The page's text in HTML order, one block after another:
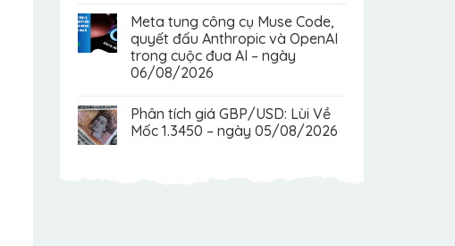
Meta tung công cụ Muse Code,
quyết đấu Anthropic và OpenAI
trong cuộc đua AI – ngày
06/08/2026
Phân tích giá GBP/USD: Lùi Về
Mốc 1.3450 – ngày 05/08/2026